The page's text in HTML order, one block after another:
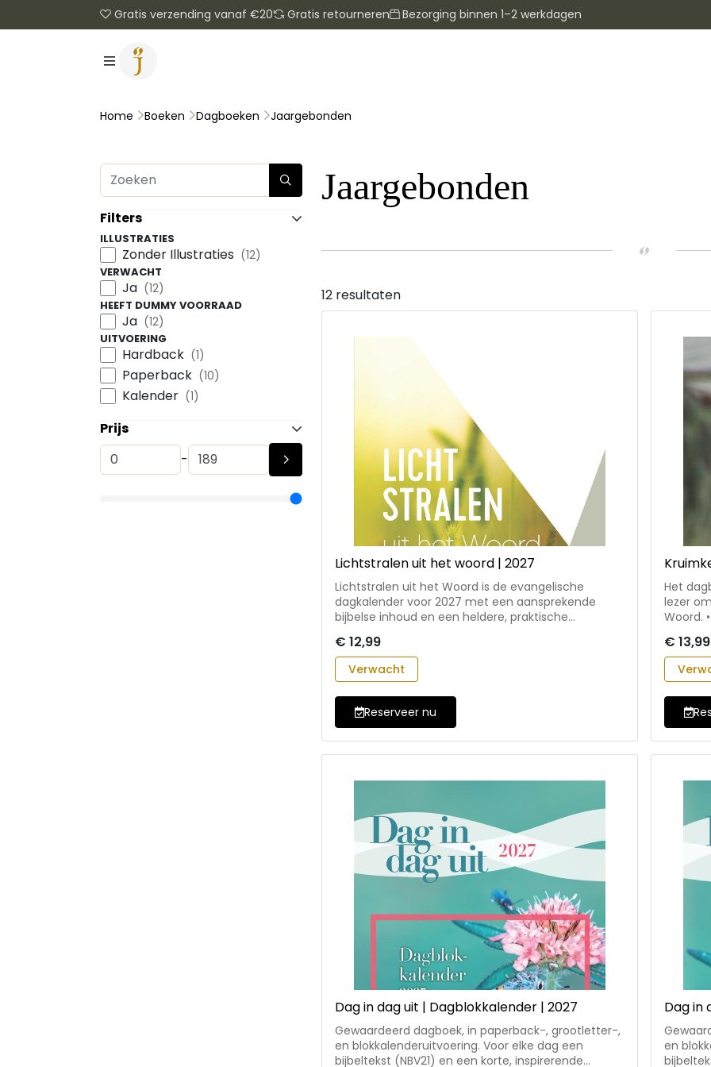
Gratis verzending vanaf €20 Gratis retourneren Bezorging binnen 1–2 werkdagen
Home Boeken Dagboeken Jaargebonden
Filters
ILLUSTRATIES
Zonder Illustraties (12)
VERWACHT
Ja (12)
HEEFT DUMMY VOORRAAD
Ja (12)
UITVOERING
Hardback (1)
Paperback (10)
Kalender (1)
Prijs
-
Jaargebonden
12 resultaten
Lichtstralen uit het woord | 2027
Lichtstralen uit het Woord is de evangelische
dagkalender voor 2027 met een aansprekende
bijbelse inhoud en een heldere, praktische
als evangelisatiemiddel • met op elke pagina een
leesrooster en zon- en maanstanden • voor veel
evangelische gezinnen al jarenlang een
gewaardeerd onderdeel van hun dag Medewerkers
aan deze editie: Hans Arentsen, Gerard Kramer,
Tonny Lievers, Marcel Verwaal, Ron Vellekoop,
Jacques van der Bijl, Alinda Rutgers, Yvan Thomas,
Robert Rozendal, Henk Jan Zwart, Bert Streuper, Irma
Anne Schotanus-Rozendal.
€ 12,99
Verwacht
Reserveer nu
Het
lezer
Woord. • met per dag een overdenking aan de hand
zingen
Kerken
€ 13,99
Dag in dag uit | Dagblokkalender | 2027
Gewaardeerd dagboek, in paperback-, grootletter-,
en blokkalenderuitvoering. Voor elke dag een
bijbeltekst (NBV21) en een korte, inspirerende
Dag in
en